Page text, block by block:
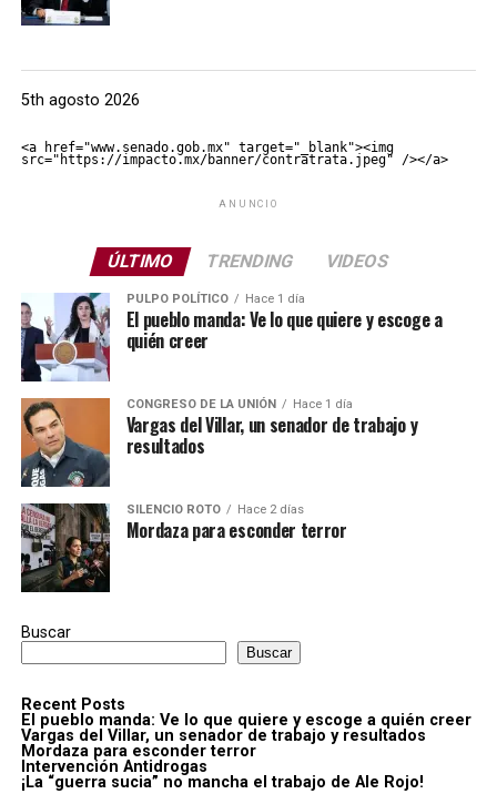
5th agosto 2026
<a href="www.senado.gob.mx" target="_blank"><img
src="https://impacto.mx/banner/contratrata.jpeg" /></a>
ANUNCIO
ÚLTIMO TRENDING VIDEOS
PULPO POLÍTICO Hace 1 día
El pueblo manda: Ve lo que quiere y escoge a
quién creer
CONGRESO DE LA UNIÓN Hace 1 día
Vargas del Villar, un senador de trabajo y
resultados
SILENCIO ROTO Hace 2 días
Mordaza para esconder terror
Buscar
Buscar
Recent Posts
El pueblo manda: Ve lo que quiere y escoge a quién creer
Vargas del Villar, un senador de trabajo y resultados
Mordaza para esconder terror
Intervención Antidrogas
¡La “guerra sucia” no mancha el trabajo de Ale Rojo!